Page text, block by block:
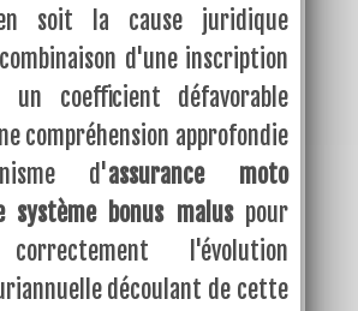
soit la cause juridique
d'une inscription
un coefficient défavorable
compréhension approfondie
d'assurance moto
système bonus maluspour
l'évolution
découlant de cette